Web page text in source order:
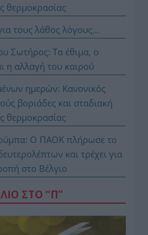
θερμοκρασίας
τους λάθος λόγους…
Σωτήρος: Τα έθιμα, ο
η αλλαγή του καιρού
ημερών: Κανονικός
βοριάδες και σταδιακή
θερμοκρασίας
Ο ΠΑΟΚ πλήρωσε το
και τρέχει για
στο Βέλγιο
ΣΤΟ “Π”